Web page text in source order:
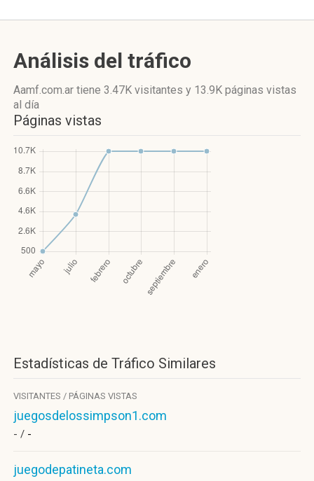
Análisis del tráfico
Aamf.com.ar tiene 3.47K visitantes y 13.9K páginas vistas
al día
Páginas vistas
Estadísticas de Tráfico Similares
VISITANTES / PÁGINAS VISTAS
juegosdelossimpson1.com
- / -
juegodepatineta.com